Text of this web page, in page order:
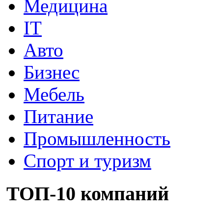
Медицина
IT
Авто
Бизнес
Мебель
Питание
Промышленность
Спорт и туризм
ТОП-10 компаний